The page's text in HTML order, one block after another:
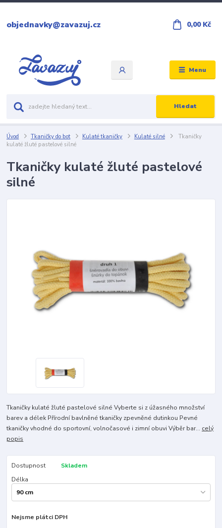
Menu
Hledat
objednavky@zavazuj.cz 0,00 Kč
Úvod Tkaničky do bot Kulaté tkaničky Kulaté silné
Tkaničky
kulaté žluté pastelové silné
Tkaničky kulaté žluté pastelové
silné
Tkaničky kulaté žluté pastelové silné Vyberte si z úžasného množství
barev a délek Přírodní bavlněné tkaničky zpevněné dutinkou Pevné
tkaničky vhodné do sportovní, volnočasové i zimní obuvi Výběr bar... celý
popis
Dostupnost
Skladem
Délka
Nejsme plátci DPH